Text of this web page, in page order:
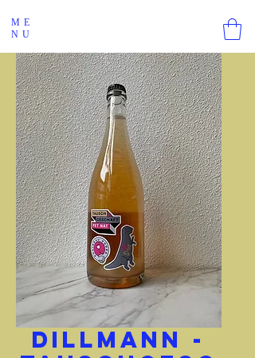
ME
NU
Dillmann -